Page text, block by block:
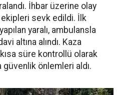
İhbar üzerine olay
sevk edildi. İlk
yaralı, ambulansla
altına alındı. Kaza
süre kontrollü olarak
güvenlik önlemleri aldı.